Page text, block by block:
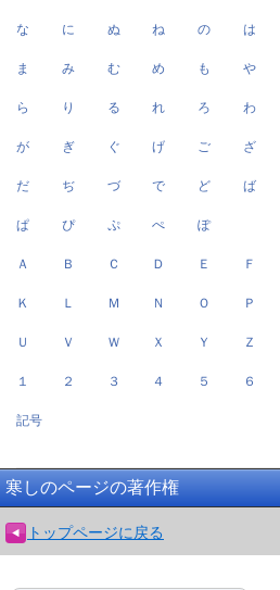
な に ぬ ね の は
ま み む め も や
ら り る れ ろ わ
が ぎ ぐ げ ご ざ
だ ぢ づ で ど ば
ぱ ぴ ぷ ぺ ぽ
Ａ Ｂ Ｃ Ｄ Ｅ Ｆ
Ｋ Ｌ Ｍ Ｎ Ｏ Ｐ
Ｕ Ｖ Ｗ Ｘ Ｙ Ｚ
１ ２ ３ ４ ５ ６
記号
寒しのページの著作権
トップページに戻る